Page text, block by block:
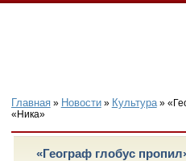
Главная» Новости» Культура»
«Ника»
«Географ глобус